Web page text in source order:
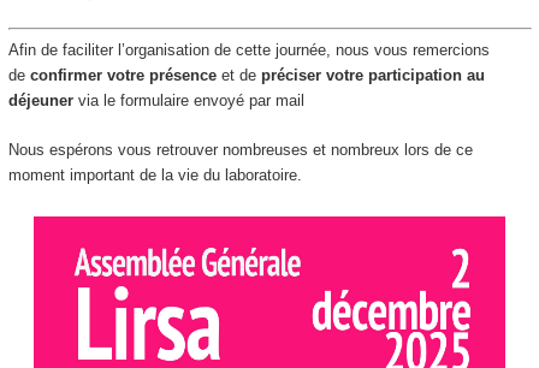
Afin de faciliter l’organisation de cette journée, nous vous remercions
de confirmer votre présenceet de préciser votre participation au
déjeunervia le formulaire envoyé par mail
Nous espérons vous retrouver nombreuses et nombreux lors de ce
moment important de la vie du laboratoire.